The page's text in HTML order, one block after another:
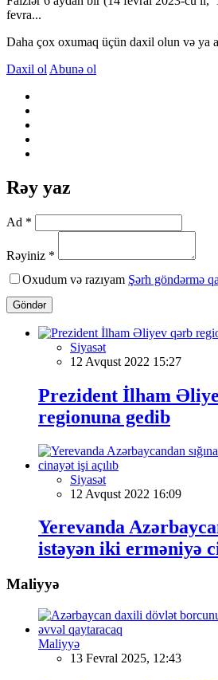
fevra...
Daha çox oxumaq üçün daxil olun və ya
Daxil ol Abunə ol
Rəy yaz
Ad *
Rəyiniz *
Oxudum və razıyam Şərh göndərmə
Göndər
Siyasət
12 Avqust 2022 15:27
Prezident İlham
regionuna gedib
Siyasət
12 Avqust 2022 16:09
Yerevanda
istəyən iki erməniyə
Maliyyə
Maliyyə
13 Fevral 2025, 12:43